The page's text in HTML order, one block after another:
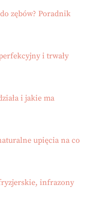
zębów? Poradnik
i trwały
i jakie ma
upięcia na co
infrazony